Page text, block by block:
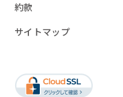
約款
サイトマップ